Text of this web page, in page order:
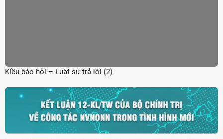
Kiều bào hỏi – Luật sư trả lời (2)